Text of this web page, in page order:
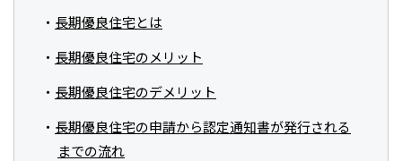
長期優良住宅とは
長期優良住宅のメリット
長期優良住宅のデメリット
長期優良住宅の申請から認定通知書が発行される
までの流れ